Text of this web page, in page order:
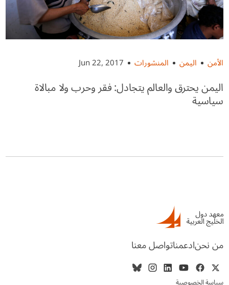
الأمن اليمن المنشورات Jun 22, 2017
اليمن يحترق والعالم يتجادل: فقر وحرب ولا مبالاة
سياسية
من نحنادعمناتواصل معنا